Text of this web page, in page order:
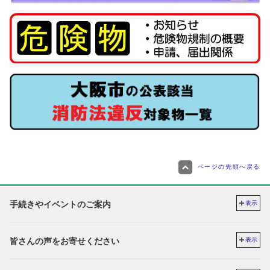
ページの先頭へ戻る
手続きやイベントのご案内 表示
皆さんの声をお寄せください 表示